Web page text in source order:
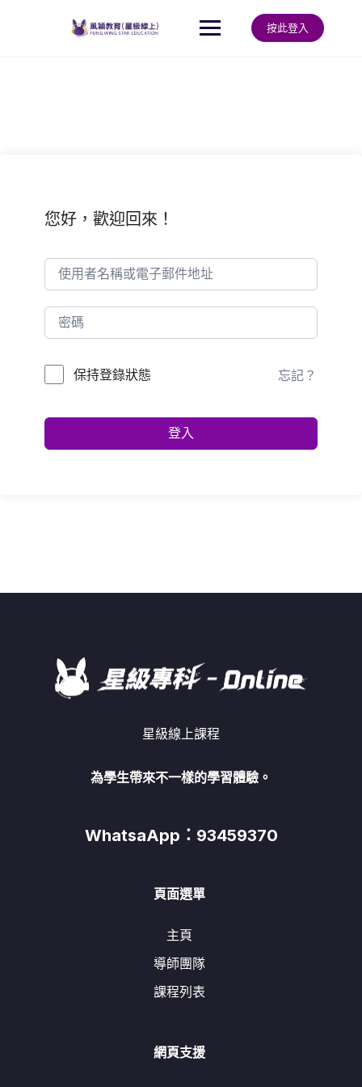
按此登入
您好，歡迎回來！
保持登錄狀態 忘記？
登入
星級線上課程
為學生帶來不一樣的學習體驗。
WhatsaApp：93459370
頁面選單
主頁
導師團隊
課程列表
網頁支援